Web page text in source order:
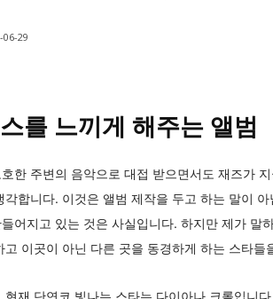
06-29
를 느끼게 해주는 앨범
한 주변의 음악으로 대접 받으면서도 재즈가
합니다. 이것은 앨범 제작을 두고 하는 말이
어지고 있는 것은 사실입니다. 하지만 제가 말
이곳이 아닌 다른 곳을 동경하게 하는 스타들
재 단연코 빛나는 스타는 다이아나 크롤입니